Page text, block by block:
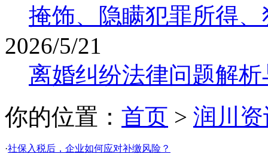
掩饰、隐瞒犯罪所得
2026/5/21
离婚纠纷法律问题解
你的位置： 首页 > 润川
·社保入税后，企业如何应对补缴风险？